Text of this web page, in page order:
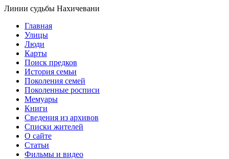
Линии судьбы Нахичевани
Главная
Улицы
Люди
Карты
Поиск предков
История семьи
Поколения семей
Поколенные росписи
Мемуары
Книги
Сведения из архивов
Списки жителей
О сайте
Статьи
Фильмы и видео